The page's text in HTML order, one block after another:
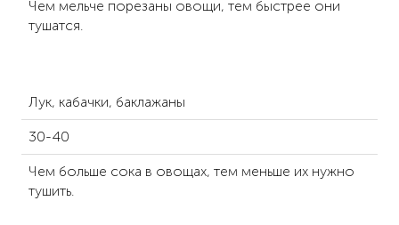
Чем мельче порезаны овощи, тем быстрее они
тушатся.
Лук, кабачки, баклажаны
30-40
Чем больше сока в овощах, тем меньше их нужно
тушить.